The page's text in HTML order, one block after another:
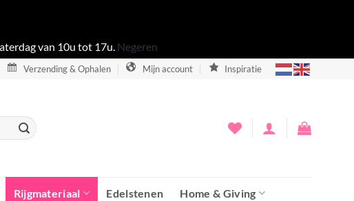
van 10u tot 17u. Negeren
Verzending & Ophalen Mijn account Inspiratie
Rijgmateriaal Edelstenen Home & Giving